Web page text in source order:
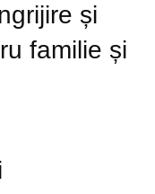
și
familie și